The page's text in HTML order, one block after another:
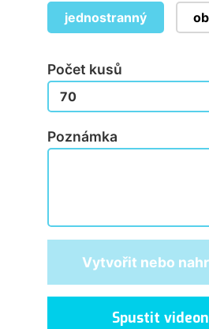
jednostranný
Počet kusů
Poznámka
Vytvořit nebo
Spustit